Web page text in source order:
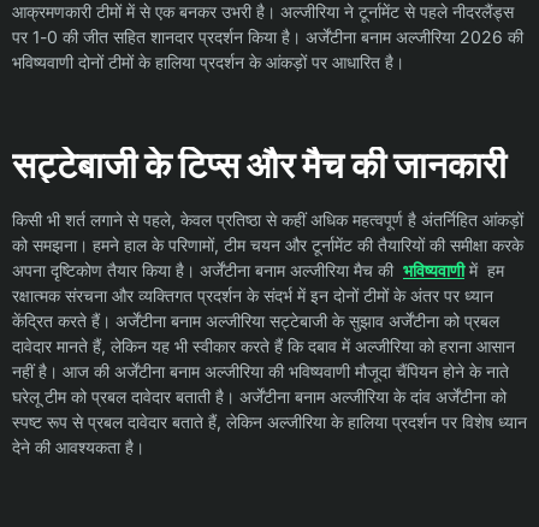
आक्रमणकारी टीमों में से एक बनकर उभरी है। अल्जीरिया ने टूर्नामेंट से पहले नीदरलैंड्स
पर 1-0 की जीत सहित शानदार प्रदर्शन किया है। अर्जेंटीना बनाम अल्जीरिया 2026 की
भविष्यवाणी दोनों टीमों के हालिया प्रदर्शन के आंकड़ों पर आधारित है।
सट्टेबाजी के टिप्स और मैच की जानकारी
किसी भी शर्त लगाने से पहले, केवल प्रतिष्ठा से कहीं अधिक महत्वपूर्ण है अंतर्निहित आंकड़ों
को समझना। हमने हाल के परिणामों, टीम चयन और टूर्नामेंट की तैयारियों की समीक्षा करके
अपना दृष्टिकोण तैयार किया है। अर्जेंटीना बनाम अल्जीरिया मैच की भविष्यवाणीमें हम
रक्षात्मक संरचना और व्यक्तिगत प्रदर्शन के संदर्भ में इन दोनों टीमों के अंतर पर ध्यान
केंद्रित करते हैं। अर्जेंटीना बनाम अल्जीरिया सट्टेबाजी के सुझाव अर्जेंटीना को प्रबल
दावेदार मानते हैं, लेकिन यह भी स्वीकार करते हैं कि दबाव में अल्जीरिया को हराना आसान
नहीं है। आज की अर्जेंटीना बनाम अल्जीरिया की भविष्यवाणी मौजूदा चैंपियन होने के नाते
घरेलू टीम को प्रबल दावेदार बताती है। अर्जेंटीना बनाम अल्जीरिया के दांव अर्जेंटीना को
स्पष्ट रूप से प्रबल दावेदार बताते हैं, लेकिन अल्जीरिया के हालिया प्रदर्शन पर विशेष ध्यान
देने की आवश्यकता है।